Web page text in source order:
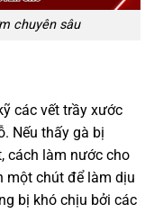
chuyên sâu
các vết trầy xước
Nếu thấy gà bị
cách làm nước cho
một chút để làm dịu
bị khó chịu bởi các